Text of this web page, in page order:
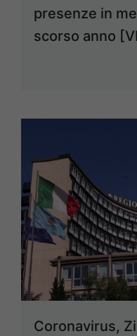
presenze in
scorso anno
Coronavirus,